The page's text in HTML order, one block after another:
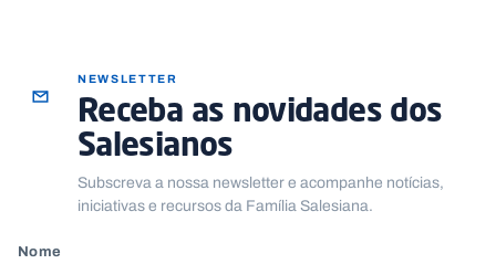
NEWSLETTER
Receba as novidades dos
Salesianos
Subscreva a nossa newsletter e acompanhe notícias,
iniciativas e recursos da Família Salesiana.
Nome